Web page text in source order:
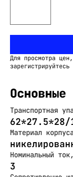
Для просмотра
Основные
Транспортная
62*27.5*28/
Материал
Номинальный
3